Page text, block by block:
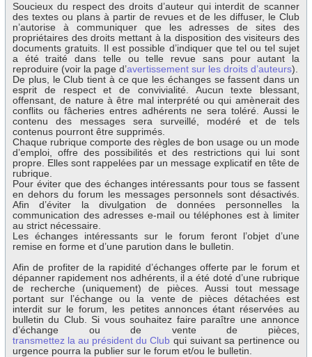
Soucieux du respect des droits d’auteur qui interdit de scanner
des textes ou plans à partir de revues et de les diffuser, le Club
n’autorise à communiquer que les adresses de sites des
propriétaires des droits mettant à la disposition des visiteurs des
documents gratuits. Il est possible d’indiquer que tel ou tel sujet
a été traité dans telle ou telle revue sans pour autant la
reproduire (voir la page d’avertissement sur les droits d’auteurs).
De plus, le Club tient à ce que les échanges se fassent dans un
esprit de respect et de convivialité. Aucun texte blessant,
offensant, de nature à être mal interprété ou qui amènerait des
conflits ou fâcheries entres adhérents ne sera toléré. Aussi le
contenu des messages sera surveillé, modéré et de tels
contenus pourront être supprimés.
Chaque rubrique comporte des règles de bon usage ou un mode
d’emploi, offre des possibilités et des restrictions qui lui sont
propre. Elles sont rappelées par un message explicatif en tête de
rubrique.
Pour éviter que des échanges intéressants pour tous se fassent
en dehors du forum les messages personnels sont désactivés.
Afin d’éviter la divulgation de données personnelles la
communication des adresses e-mail ou téléphones est à limiter
au strict nécessaire.
Les échanges intéressants sur le forum feront l’objet d’une
remise en forme et d’une parution dans le bulletin.
Afin de profiter de la rapidité d’échanges offerte par le forum et
dépanner rapidement nos adhérents, il a été doté d’une rubrique
de recherche (uniquement) de pièces. Aussi tout message
portant sur l’échange ou la vente de pièces détachées est
interdit sur le forum, les petites annonces étant réservées au
bulletin du Club. Si vous souhaitez faire paraître une annonce
d’échange ou de vente de pièces,
transmettez la au président du Club qui suivant sa pertinence ou
urgence pourra la publier sur le forum et/ou le bulletin.